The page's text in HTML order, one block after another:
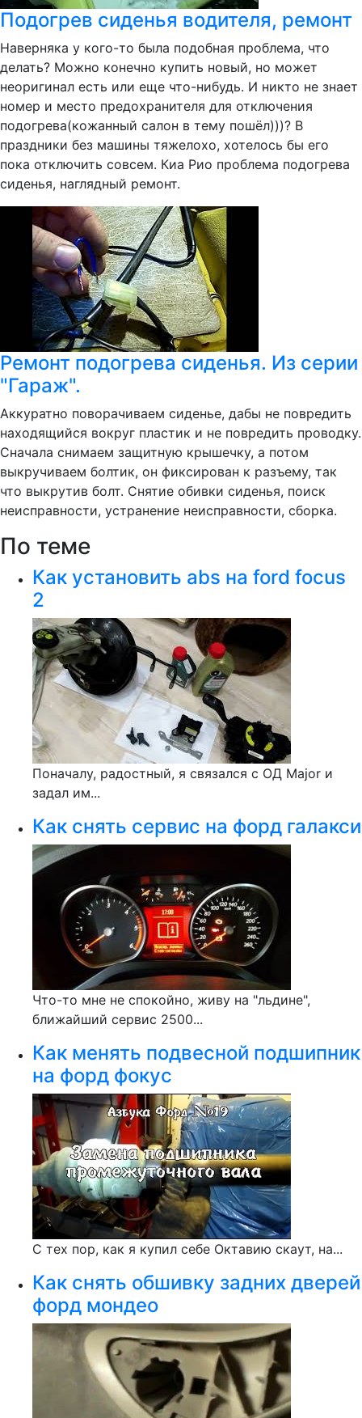
Подогрев сиденья водителя, ремонт
Наверняка у кого-то была подобная проблема, что
делать? Можно конечно купить новый, но может
неоригинал есть или еще что-нибудь. И никто не знает
номер и место предохранителя для отключения
подогрева(кожанный салон в тему пошёл)))? В
праздники без машины тяжелохо, хотелось бы его
пока отключить совсем. Киа Рио проблема подогрева
сиденья, наглядный ремонт.
Ремонт подогрева сиденья. Из серии
"Гараж".
Аккуратно поворачиваем сиденье, дабы не повредить
находящийся вокруг пластик и не повредить проводку.
Сначала снимаем защитную крышечку, а потом
выкручиваем болтик, он фиксирован к разъему, так
что выкрутив болт. Снятие обивки сиденья, поиск
неисправности, устранение неисправности, сборка.
По теме
Как установить abs на ford focus
2
Поначалу, радостный, я связался с ОД Major и
задал им...
Как снять сервис на форд галакси
Что-то мне не спокойно, живу на "льдине",
ближайший сервис 2500...
Как менять подвесной подшипник
на форд фокус
С тех пор, как я купил себе Октавию скаут, на...
Как снять обшивку задних дверей
форд мондео